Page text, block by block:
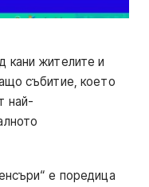
кани жителите и
събитие, което
най-
е поредица